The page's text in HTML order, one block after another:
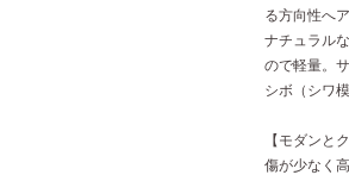
る方向性へ
ナチュラル
ので軽量。
シボ（シワ
【モダンと
傷が少なく